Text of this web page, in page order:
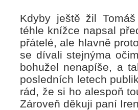
Kdyby ještě žil
téhle knížce napsal
přátelé, ale hlavně
se dívali stejnýma
bohužel nenapíše, a
posledních letech
rád, že si ho alespoň
Zároveň děkuji paní